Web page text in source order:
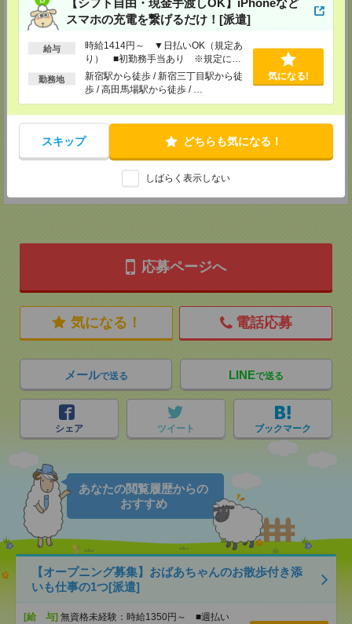
スマホの充電を繋げるだけ！[派遣]
給与
時給1414円～ ▼日払いOK（規定あ
り） ■初勤務手当あり ※規定によ
る
勤務地
新宿駅から徒歩 / 新宿三丁目駅から徒
歩 / 高田馬場駅から徒歩 / …
気になる!
スキップ どちらも気になる！
しばらく表示しない
東京都町田市森野1-7-23 大樹生命町田ビル6F
TEL：0120-453-285
担当：採用担当
メディカルケア事業部 横浜オフィス
神奈川県横浜市保土ケ谷区神戸町134 横浜ビジネスパークサウスタワー
MAIL：
tenshoku@nikken-ts.jp
担当：採用担当
登録交通費
★今ならご来社登録でQUOカード2000円分をプレゼント中★
応募ページへ
気になる！ 電話応募
メールで送る LINEで送る
シェア ツイート ブックマーク
あなたの閲覧履歴からの
おすすめ
【オープニング募集】おばあちゃんのお散歩付き添
いも仕事の1つ[派遣]
[給 与] 無資格未経験：時給1350円～ ■週払い